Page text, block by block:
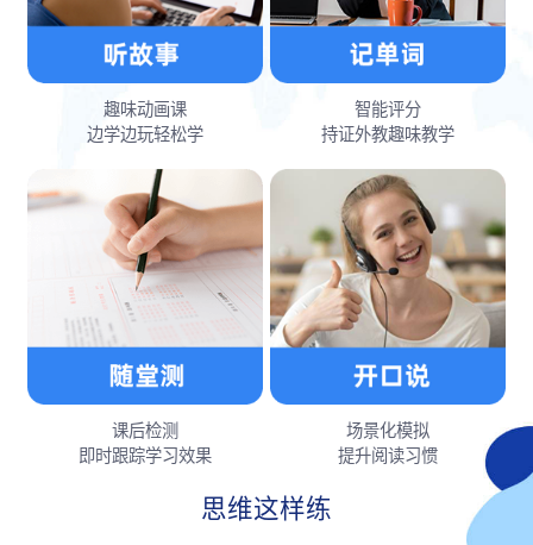
趣味动画课
边学边玩轻松学
智能评分
持证外教趣味教学
课后检测
即时跟踪学习效果
场景化模拟
提升阅读习惯
思维这样练